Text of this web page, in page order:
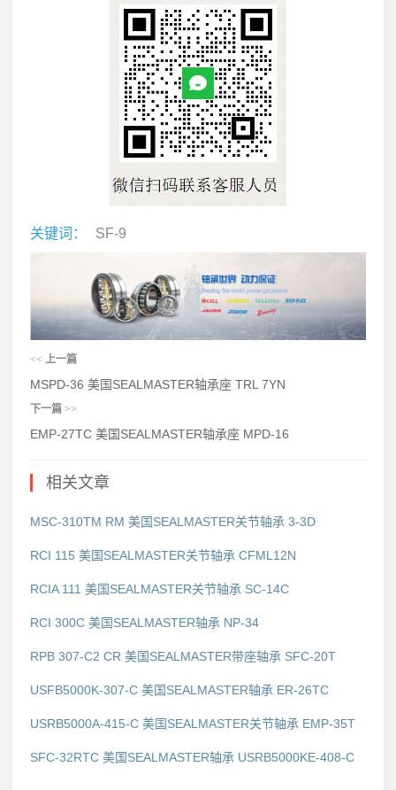
关键词： SF-9
<< 上一篇
MSPD-36 美国SEALMASTER轴承座 TRL 7YN
下一篇 >>
EMP-27TC 美国SEALMASTER轴承座 MPD-16
相关文章
MSC-310TM RM 美国SEALMASTER关节轴承 3-3D
RCI 115 美国SEALMASTER关节轴承 CFML12N
RCIA 111 美国SEALMASTER关节轴承 SC-14C
RCI 300C 美国SEALMASTER轴承 NP-34
RPB 307-C2 CR 美国SEALMASTER带座轴承 SFC-20T
USFB5000K-307-C 美国SEALMASTER轴承 ER-26TC
USRB5000A-415-C 美国SEALMASTER关节轴承 EMP-35T
SFC-32RTC 美国SEALMASTER轴承 USRB5000KE-408-C